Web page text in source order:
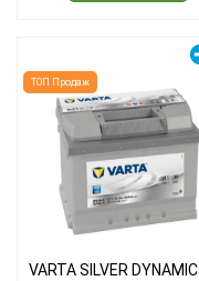
ТОП Продаж
VARTA SILVER DYNAMIC